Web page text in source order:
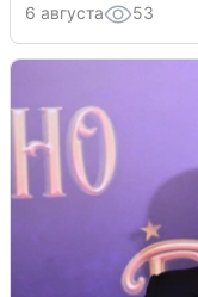
6 августа 53